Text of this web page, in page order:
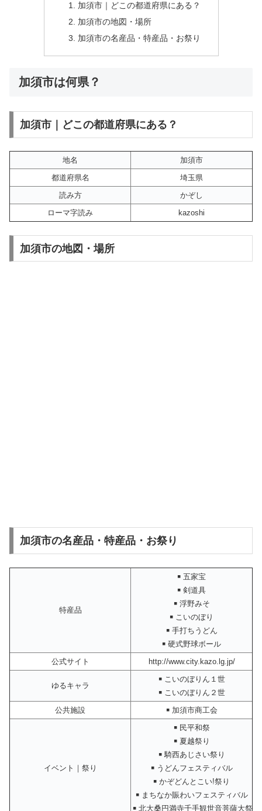
加須市｜どこの都道府県にある？
加須市の地図・場所
加須市の名産品・特産品・お祭り
加須市は何県？
加須市｜どこの都道府県にある？
地名
加須市
都道府県名
埼玉県
読み方
かぞし
ローマ字読み
kazoshi
加須市の地図・場所
加須市の名産品・特産品・お祭り
特産品
￭ 五家宝
￭ 剣道具
￭ 浮野みそ
￭ こいのぼり
￭ 手打ちうどん
￭ 硬式野球ボール
公式サイト
http://www.city.kazo.lg.jp/
ゆるキャラ
￭ こいのぼりん１世
￭ こいのぼりん２世
公共施設
￭ 加須市商工会
イベント｜祭り
￭ 民平和祭
￭ 夏越祭り
￭ 騎西あじさい祭り
￭ うどんフェスティバル
￭ かぞどんとこい!祭り
￭ まちなか賑わいフェスティバル
￭ 北大桑円満寺千手観世音菩薩大祭